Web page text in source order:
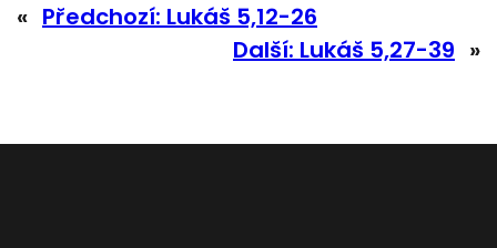
« Předchozí: Lukáš 5,12-26
Další: Lukáš 5,27-39 »